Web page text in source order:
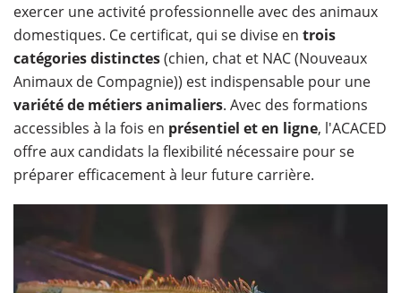
exercer une activité professionnelle avec des animaux
domestiques. Ce certificat, qui se divise en trois
catégories distinctes(chien, chat et NAC (Nouveaux
Animaux de Compagnie)) est indispensable pour une
variété de métiers animaliers. Avec des formations
accessibles à la fois en présentiel et en ligne, l'ACACED
offre aux candidats la flexibilité nécessaire pour se
préparer efficacement à leur future carrière.